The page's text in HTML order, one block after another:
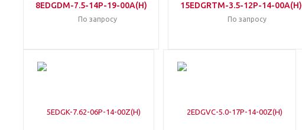
8EDGDM-7.5-14P-19-00A(H)
По запросу
15EDGRTM-3.5-12P-14-00A(H)
По запросу